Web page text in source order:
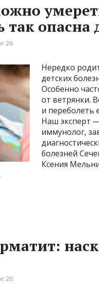
так опасна
26
Нередко
детских
Особенно
от ветрянки.
и переболеть
Наш эксперт
иммунолог,
болезней
Ксения
20